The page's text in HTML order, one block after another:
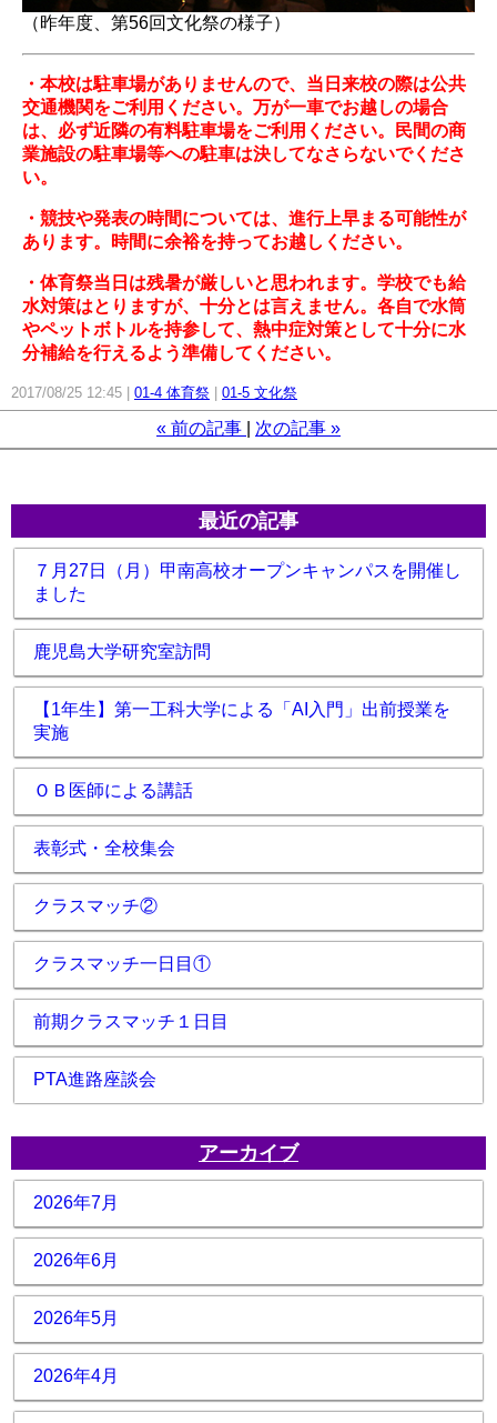
（昨年度、第56回文化祭の様子）
・本校は駐車場がありませんので、当日来校の際は公共
交通機関をご利用ください。万が一車でお越しの場合
は、必ず近隣の有料駐車場をご利用ください。民間の商
業施設の駐車場等への駐車は決してなさらないでくださ
い。
・競技や発表の時間については、進行上早まる可能性が
あります。時間に余裕を持ってお越しください。
・体育祭当日は残暑が厳しいと思われます。学校でも給
水対策はとりますが、十分とは言えません。各自で水筒
やペットボトルを持参して、熱中症対策として十分に水
分補給を行えるよう準備してください。
2017/08/25 12:45 01-4 体育祭 01-5 文化祭
« 前の記事 次の記事 »
最近の記事
７月27日（月）甲南高校オープンキャンパスを開催し
ました
鹿児島大学研究室訪問
【1年生】第一工科大学による「AI入門」出前授業を
実施
ＯＢ医師による講話
表彰式・全校集会
クラスマッチ②
クラスマッチ一日目①
前期クラスマッチ１日目
PTA進路座談会
アーカイブ
2026年7月
2026年6月
2026年5月
2026年4月